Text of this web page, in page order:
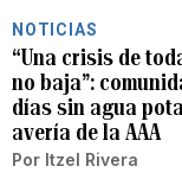
NOTICIAS
“Una crisis de
no baja”:
días sin agua
avería de la AAA
Por Itzel Rivera